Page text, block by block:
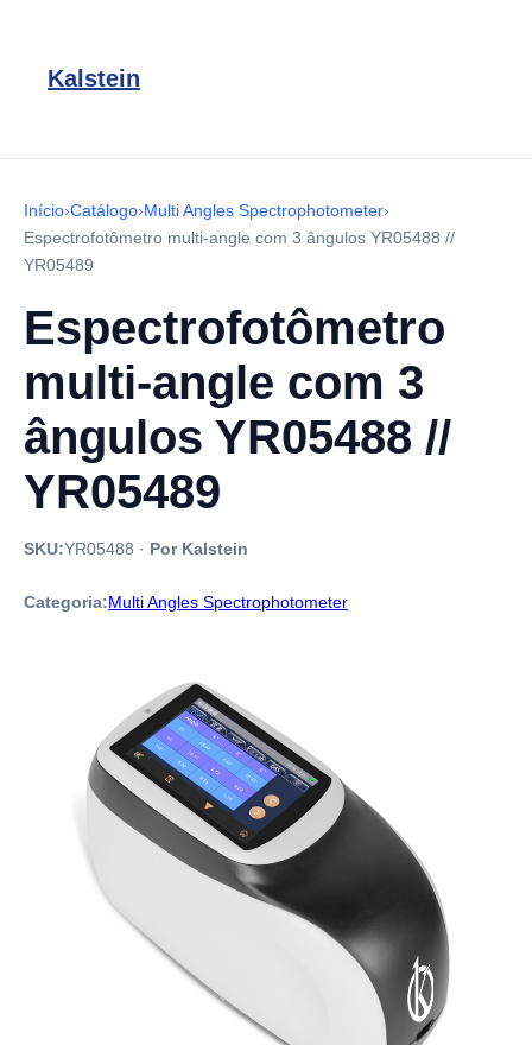
Kalstein
Início›Catálogo›Multi Angles Spectrophotometer›
Espectrofotômetro multi-angle com 3 ângulos YR05488 //
YR05489
Espectrofotômetro
multi-angle com 3
ângulos YR05488 //
YR05489
SKU:YR05488 · Por Kalstein
Categoria:Multi Angles Spectrophotometer